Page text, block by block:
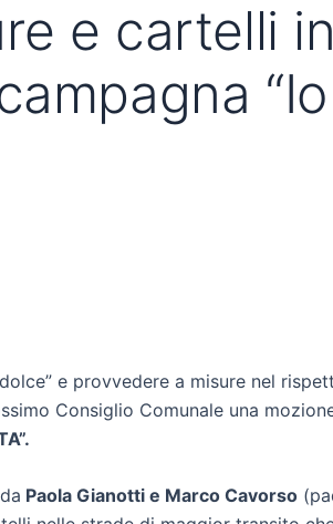
e cartelli
e provvedere a misure nel
Consiglio Comunale una
Paola Gianotti e Marco Cavorso